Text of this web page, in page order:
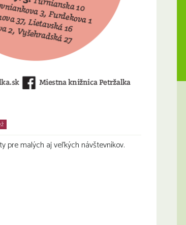
pre malých aj veľkých návštevníkov.